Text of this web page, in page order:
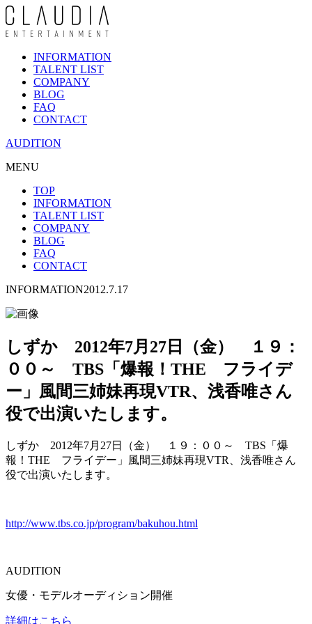
INFORMATION
TALENT LIST
COMPANY
BLOG
FAQ
CONTACT
AUDITION
MENU
TOP
INFORMATION
TALENT LIST
COMPANY
BLOG
FAQ
CONTACT
INFORMATION2012.7.17
しずか 2012年7月27日（金） １９：
００～ TBS「爆報！THE フライデ
ー」風間三姉妹再現VTR、浅香唯さん
役で出演いたします。
しずか 2012年7月27日（金） １９：００～ TBS「爆
報！THE フライデー」風間三姉妹再現VTR、浅香唯さん
役で出演いたします。
http://www.tbs.co.jp/program/bakuhou.html
AUDITION
女優・モデルオーディション開催
詳細はこちら